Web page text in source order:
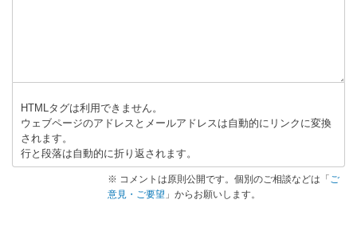
HTMLタグは利用できません。
ウェブページのアドレスとメールアドレスは自動的にリンクに変換
されます。
行と段落は自動的に折り返されます。
※ コメントは原則公開です。個別のご相談などは「 ご
意見・ご要望 」からお願いします。